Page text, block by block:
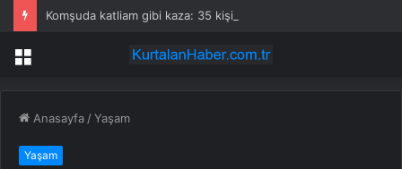
Komşuda katliam gibi kaza: 35 kişi öldü
Menü
Anasayfa /Yaşam
Yaşam